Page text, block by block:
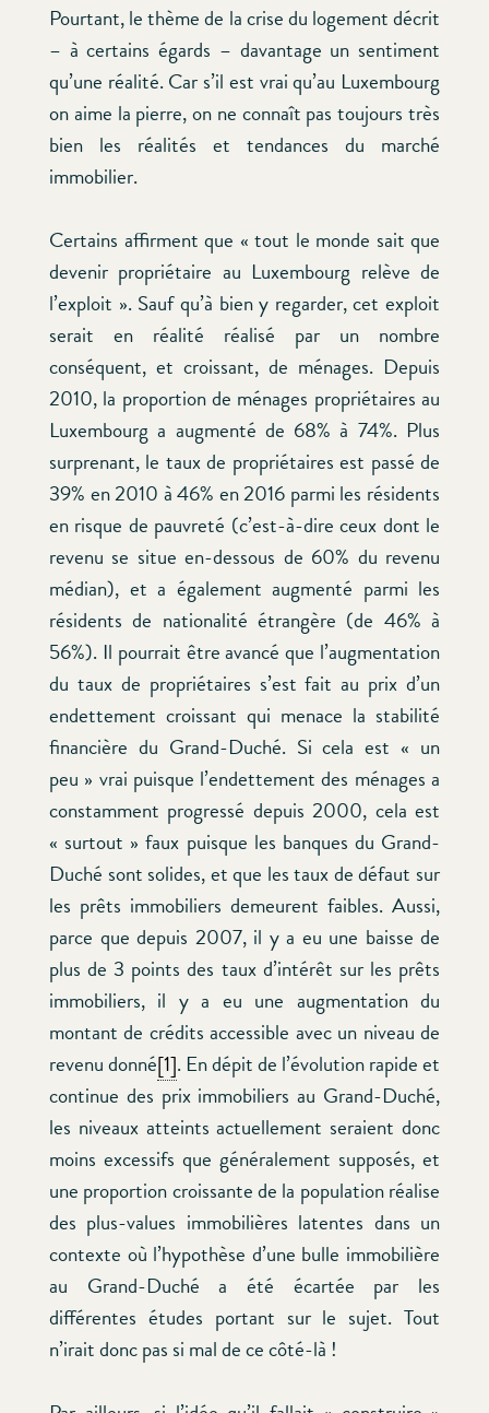
Pourtant, le thème de la crise du logement décrit
– à certains égards – davantage un sentiment
qu’une réalité. Car s’il est vrai qu’au Luxembourg
on aime la pierre, on ne connaît pas toujours très
bien les réalités et tendances du marché
immobilier.
Certains affirment que « tout le monde sait que
devenir propriétaire au Luxembourg relève de
l’exploit ». Sauf qu’à bien y regarder, cet exploit
serait en réalité réalisé par un nombre
conséquent, et croissant, de ménages. Depuis
2010, la proportion de ménages propriétaires au
Luxembourg a augmenté de 68% à 74%. Plus
surprenant, le taux de propriétaires est passé de
39% en 2010 à 46% en 2016 parmi les résidents
en risque de pauvreté (c’est-à-dire ceux dont le
revenu se situe en-dessous de 60% du revenu
médian), et a également augmenté parmi les
résidents de nationalité étrangère (de 46% à
56%). Il pourrait être avancé que l’augmentation
du taux de propriétaires s’est fait au prix d’un
endettement croissant qui menace la stabilité
financière du Grand-Duché. Si cela est « un
peu » vrai puisque l’endettement des ménages a
constamment progressé depuis 2000, cela est
« surtout » faux puisque les banques du Grand-
Duché sont solides, et que les taux de défaut sur
les prêts immobiliers demeurent faibles. Aussi,
parce que depuis 2007, il y a eu une baisse de
plus de 3 points des taux d’intérêt sur les prêts
immobiliers, il y a eu une augmentation du
montant de crédits accessible avec un niveau de
revenu donné[1]. En dépit de l’évolution rapide et
continue des prix immobiliers au Grand-Duché,
les niveaux atteints actuellement seraient donc
moins excessifs que généralement supposés, et
une proportion croissante de la population réalise
des plus-values immobilières latentes dans un
contexte où l’hypothèse d’une bulle immobilière
au Grand-Duché a été écartée par les
différentes études portant sur le sujet. Tout
n’irait donc pas si mal de ce côté-là !